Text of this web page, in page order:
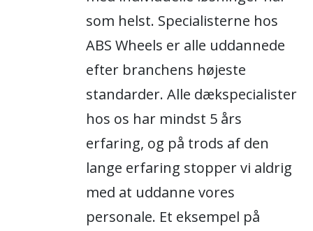
som helst. Specialisterne hos
ABS Wheels er alle uddannede
efter branchens højeste
standarder. Alle dækspecialister
hos os har mindst 5 års
erfaring, og på trods af den
lange erfaring stopper vi aldrig
med at uddanne vores
personale. Et eksempel på